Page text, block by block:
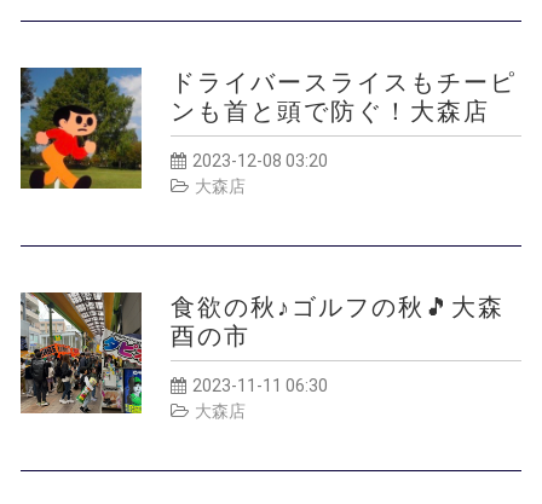
ドライバースライスもチーピ
ンも首と頭で防ぐ！大森店
2023-12-08 03:20
大森店
食欲の秋♪ゴルフの秋🎵大森
酉の市
2023-11-11 06:30
大森店